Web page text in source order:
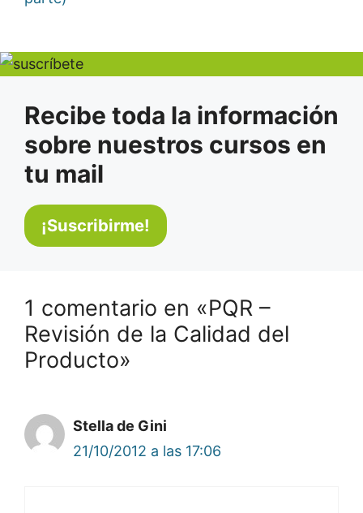
Recibe toda la información
sobre nuestros cursos en
tu mail
1 comentario en «PQR –
Revisión de la Calidad del
Producto»
Stella de Gini
21/10/2012 a las 17:06